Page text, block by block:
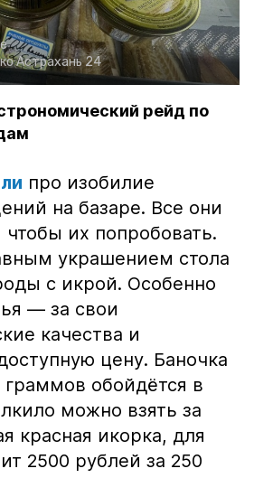
Астрахань 24
рейд по
про изобилие
на базаре. Все они
чтобы их попробовать.
украшением стола
с икрой. Особенно
— за свои
качества и
цену. Баночка
граммов обойдётся в
можно взять за
красная икорка, для
2500 рублей за 250